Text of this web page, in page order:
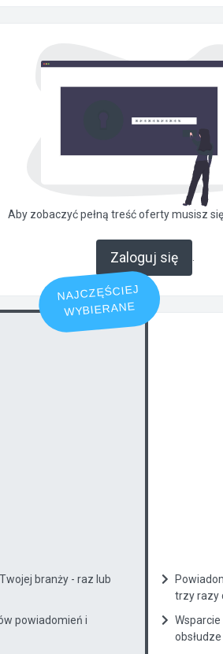
Aby zobaczyć pełną treść oferty musisz
Zaloguj się
NAJCZĘŚCIEJ
WYBIERANE
branży - raz lub
powiadomień i
trzy razy